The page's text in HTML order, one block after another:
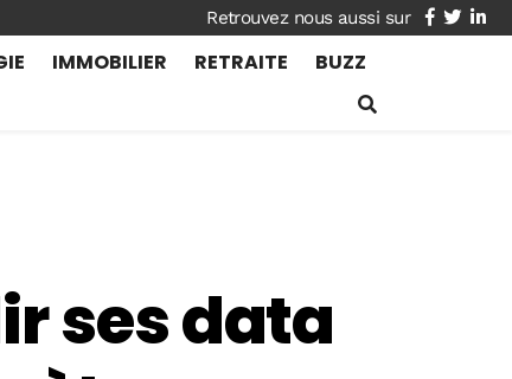
facebook
twitter
IMMOBILIER RETRAITE BUZZ
ses data